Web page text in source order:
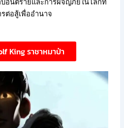
ต่อสู้เพื่ออำนาจ
King​ ราชาหมาป่า